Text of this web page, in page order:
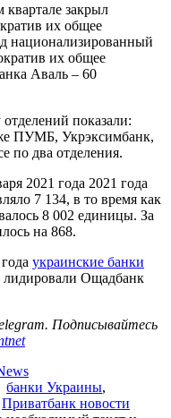
квартале закрыл
их общее
национализированный
их общее
Аваль – 60
показали:
ПУМБ, Укрэксимбанк,
по два отделения.
2021 года 2021 года
7 134, в то время как
8 002 единицы. За
на 868.
украинские банки
лидировали Ощадбанк
Подписывайтесь
банки Украины,
Приватбанк новости